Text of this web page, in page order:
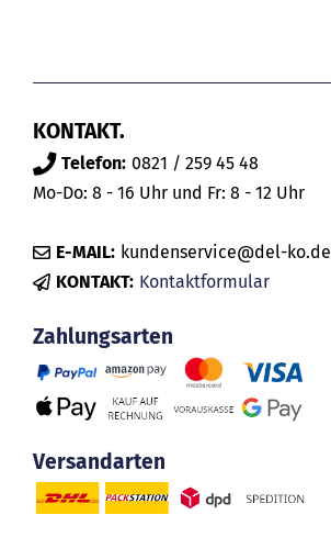
KONTAKT.
Telefon: 0821 / 259 45 48
Mo-Do: 8 - 16 Uhr und Fr: 8 - 12 Uhr
E-MAIL: kundenservice@del-ko.de
KONTAKT: Kontaktformular
Zahlungsarten
Versandarten